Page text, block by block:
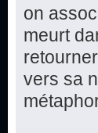
on
meurt
vers sa